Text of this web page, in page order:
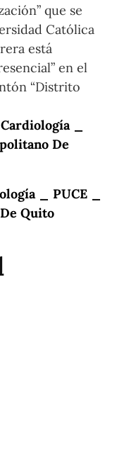
que se
Católica
está
en el
“Distrito
_
De
_ PUCE _
Quito